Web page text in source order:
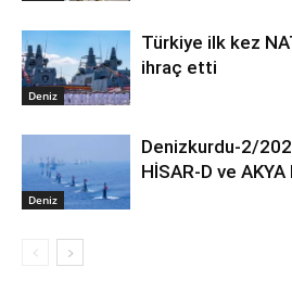
Deniz
Türkiye ilk kez
ihraç etti
Deniz
Denizkurdu-2/
HİSAR-D ve